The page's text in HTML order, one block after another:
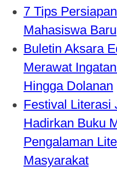
7 Tips
Mahasiswa Baru
Buletin Aksara
Merawat
Hingga Dolanan
Festival Literasi
Hadirkan Buku
Pengalaman
Masyarakat